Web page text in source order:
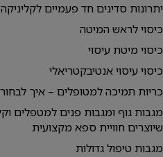
יתרונות סדינים חד פעמיים לקליניקה
כיסוי לראש המיטה
כיסוי מיטת עיסוי
כיסוי עיסוי אנטיבקטריאלי
כריות תמיכה למטופלים – איך לבחור
מגבות גוף ומגבות פנים למטפלים
שיוצרים חוויית ספא מקצועית
מגבות טיפול גדולות